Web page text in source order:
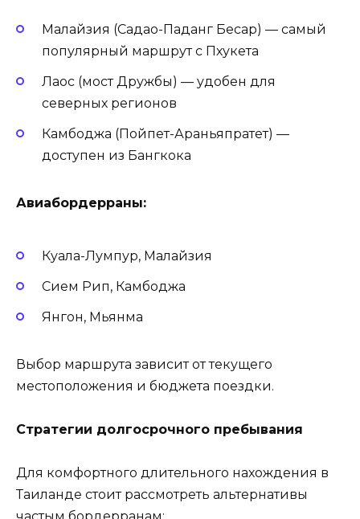
Малайзия (Садао-Паданг Бесар) — самый
популярный маршрут с Пхукета
Лаос (мост Дружбы) — удобен для
северных регионов
Камбоджа (Пойпет-Араньяпратет) —
доступен из Бангкока
Авиабордерраны:
Куала-Лумпур, Малайзия
Сием Рип, Камбоджа
Янгон, Мьянма
Выбор маршрута зависит от текущего
местоположения и бюджета поездки.
Стратегии долгосрочного пребывания
Для комфортного длительного нахождения в
Таиланде стоит рассмотреть альтернативы